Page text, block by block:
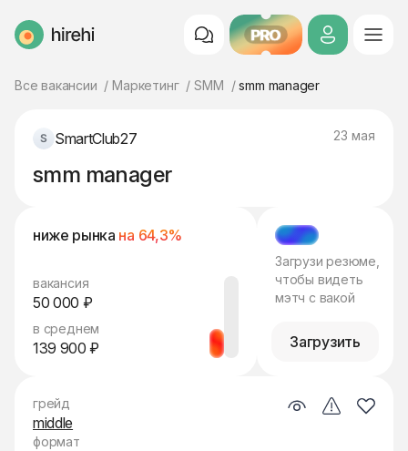
HireHi PRO
Все вакансии Маркетинг SMM smm manager
SmartClub27 23 мая
smm manager
ниже рынка на 64,3%
вакансия
50 000 ₽
в среднем
139 900 ₽
МЭТЧ
Загрузи резюме,
чтобы видеть
мэтч с вакой
Загрузить
грейд
middle
формат